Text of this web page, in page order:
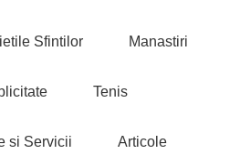
Sfintilor Manastiri
Tenis
si Servicii Articole